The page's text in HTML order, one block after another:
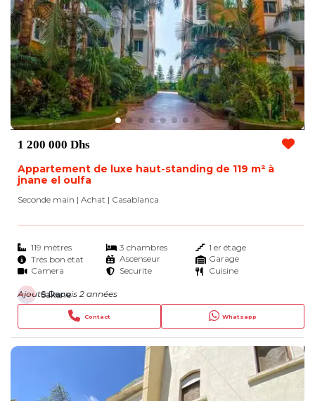
1 200 000 Dhs
Appartement de luxe haut-standing de 119 m² à
jnane el oulfa
Seconde main | Achat | Casablanca
119 mètres 3 chambres
1 er étage
Très bon état
Ascenseur
Garage
Camera
Securite Cuisine
Sakane
Contact Whatsapp
Ajouté Depuis 2 années